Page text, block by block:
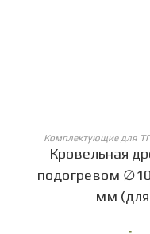
Комплектующие для
Кровельная
подогревом
мм